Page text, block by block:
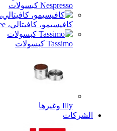
Nespresso كبسولات
كافيسيمو، كافيتالي، K-fee كبسولة
Tassimo كبسولات
Illy وغيرها
الشركات